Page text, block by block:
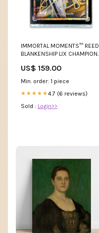
IMMORTAL MOMENTS™ REED
BLANKENSHIP LIX CHAMPIONS
US$ 159.00
Min. order: 1 piece
★★★★★4.7 (6 reviews)
Sold : Login>>